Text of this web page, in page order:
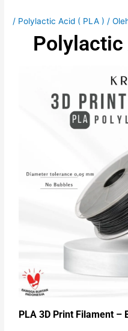
/ Polylactic Acid ( PLA ) /
Polylactic
PLA 3D Print Filament –